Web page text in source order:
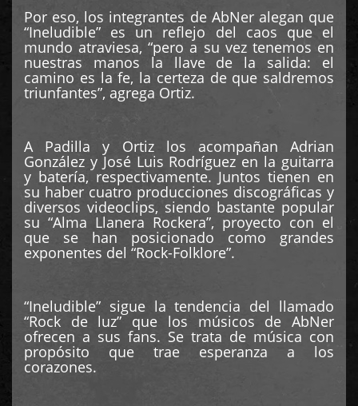
Por eso, los integrantes de AbNer alegan que
“Ineludible” es un reflejo del caos que el
mundo atraviesa, “pero a su vez tenemos en
nuestras manos la llave de la salida: el
camino es la fe, la certeza de que saldremos
triunfantes”, agrega Ortiz.
A Padilla y Ortiz los acompañan Adrian
González y José Luis Rodríguez en la guitarra
y batería, respectivamente. Juntos tienen en
su haber cuatro producciones discográficas y
diversos videoclips, siendo bastante popular
su “Alma Llanera Rockera”, proyecto con el
que se han posicionado como grandes
exponentes del “Rock-Folklore”.
“Ineludible” sigue la tendencia del llamado
“Rock de luz” que los músicos de AbNer
ofrecen a sus fans. Se trata de música con
propósito que trae esperanza a los
corazones.